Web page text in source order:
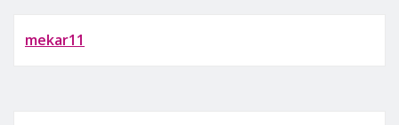
mekar11